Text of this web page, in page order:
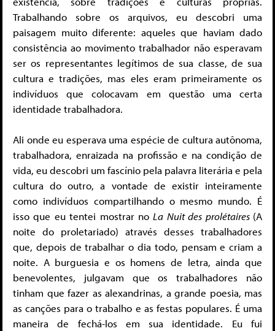
Trabalhando sobre os arquivos, eu descobri uma
paisagem muito diferente: aqueles que haviam dado
consistência ao movimento trabalhador não esperavam
ser os representantes legítimos de sua classe, de sua
cultura e tradições, mas eles eram primeiramente os
indivíduos que colocavam em questão uma certa
identidade trabalhadora.
Ali onde eu esperava uma espécie de cultura autônoma,
trabalhadora, enraizada na profissão e na condição de
vida, eu descobri um fascínio pela palavra literária e pela
cultura do outro, a vontade de existir inteiramente
como indivíduos compartilhando o mesmo mundo. É
isso que eu tentei mostrar noLa Nuit des prolétaires (A
noite do proletariado) através desses trabalhadores
que, depois de trabalhar o dia todo, pensam e criam a
noite. A burguesia e os homens de letra, ainda que
benevolentes, julgavam que os trabalhadores não
tinham que fazer as alexandrinas, a grande poesia, mas
as canções para o trabalho e as festas populares. É uma
maneira de fechá-los em sua identidade. Eu fui